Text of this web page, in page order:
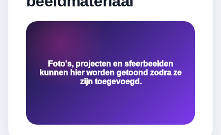
Foto's, projecten en sfeerbeelden
kunnen hier worden getoond zodra ze
zijn toegevoegd.